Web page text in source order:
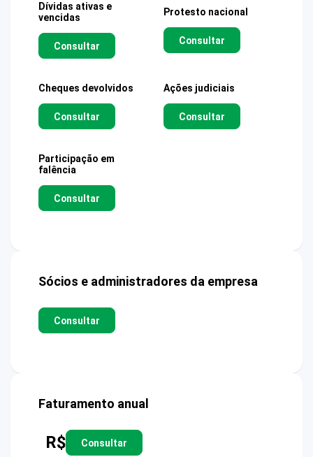
Dívidas ativas e
vencidas
Consultar
Protesto nacional
Consultar
Cheques devolvidos
Consultar
Ações judiciais
Consultar
Participação em
falência
Consultar
Sócios e administradores da empresa
Consultar
Faturamento anual
R$ Consultar